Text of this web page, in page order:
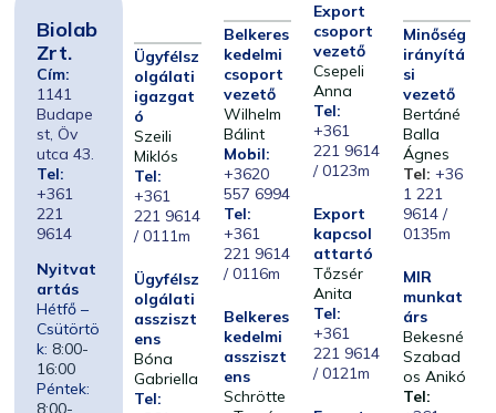
Biolab
Zrt.
Cím:
1141
Budape
st, Öv
utca 43.
Tel:
+361
221
9614
Nyitvat
artás
Hétfő –
Csütörtö
k: 8:00-
16:00
Péntek:
8:00-
Ügyfélsz
olgálati
igazgat
ó
Szeili
Miklós
Tel:
+361
221 9614
/ 0111m
Ügyfélsz
olgálati
assziszt
ens
Bóna
Gabriella
Tel:
Belkeres
kedelmi
csoport
vezető
Wilhelm
Bálint
Mobil:
+3620
557 6994
Tel:
+361
221 9614
/ 0116m
Belkeres
kedelmi
assziszt
ens
Schrötte
Export
csoport
vezető
Csepeli
Anna
Tel:
+361
221 9614
/ 0123m
Export
kapcsol
attartó
Tőzsér
Anita
Tel:
+361
221 9614
/ 0121m
Minőség
irányítá
si
vezető
Bertáné
Balla
Ágnes
Tel: +36
1 221
9614 /
0135m
MIR
munkat
árs
Bekesné
Szabad
os Anikó
Tel: